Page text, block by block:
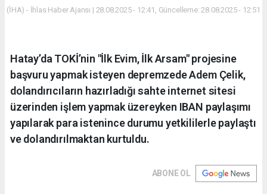
(İHA) - İhlas Haber Ajansı | 28.08.2025 - 12:41, Güncelleme: 28.08.2025 - 12:51
Hatay’da TOKİ’nin "İlk Evim, İlk Arsam" projesine
başvuru yapmak isteyen depremzede Adem Çelik,
dolandırıcıların hazırladığı sahte internet sitesi
üzerinden işlem yapmak üzereyken IBAN paylaşımı
yapılarak para istenince durumu yetkililerle paylaştı
ve dolandırılmaktan kurtuldu.
ABONE OL